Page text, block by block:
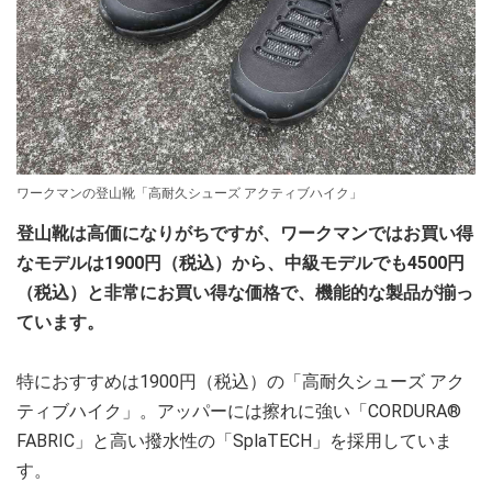
ワークマンの登山靴「高耐久シューズ アクティブハイク」
登山靴は高価になりがちですが、ワークマンではお買い得
なモデルは1900円（税込）から、中級モデルでも4500円
（税込）と非常にお買い得な価格で、機能的な製品が揃っ
ています。
特におすすめは1900円（税込）の「高耐久シューズ アク
ティブハイク」。アッパーには擦れに強い「CORDURA®
FABRIC」と高い撥水性の「SplaTECH」を採用していま
す。